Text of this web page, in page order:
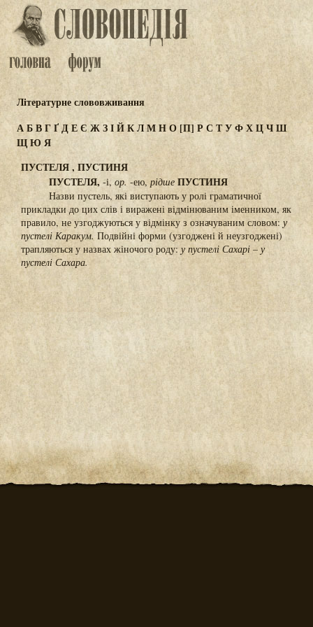
Літературне слововживання
АБВГҐДЕЄ ЖЗІЙКЛМНО[П] Р С ТУФХЦЧШ
ЩЮ Я
ПУСТЕЛЯ , ПУСТИНЯ
ПУСТЕЛЯ,-і, ор. -ею, рідше ПУСТИНЯ
Назви пустель, які виступають у ролі граматичної
прикладки до цих слів і виражені відмінюваним іменником, як
правило, не узгоджуються у відмінку з означуваним словом: у
пустелі Каракум. Подвійні форми (узгоджені й неузгоджені)
трапляються у назвах жіночого роду:у пустелі Сахарі – у
пустелі Сахара.